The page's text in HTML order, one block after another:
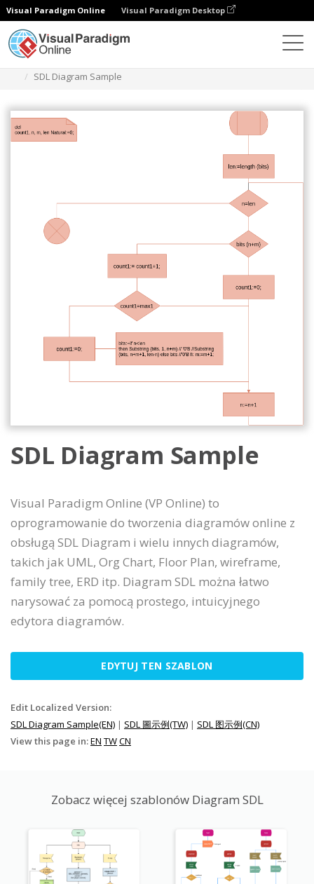
Visual Paradigm Online Visual Paradigm Desktop
SDL Diagram Sample
SDL Diagram Sample
Visual Paradigm Online (VP Online) to
oprogramowanie do tworzenia diagramów online z
obsługą SDL Diagram i wielu innych diagramów,
takich jak UML, Org Chart, Floor Plan, wireframe,
family tree, ERD itp. Diagram SDL można łatwo
narysować za pomocą prostego, intuicyjnego
edytora diagramów.
EDYTUJ TEN SZABLON
Edit Localized Version:
SDL Diagram Sample(EN) | SDL 圖示例(TW) | SDL 图示例(CN)
View this page in:EN TWCN
Zobacz więcej szablonów Diagram SDL